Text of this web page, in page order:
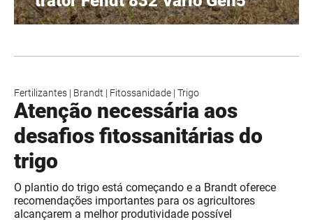
Fertilizantes | Brandt | Fitossanidade | Trigo
Atenção necessária aos
desafios fitossanitárias do
trigo
O plantio do trigo está começando e a Brandt oferece
recomendações importantes para os agricultores
alcançarem a melhor produtividade possível